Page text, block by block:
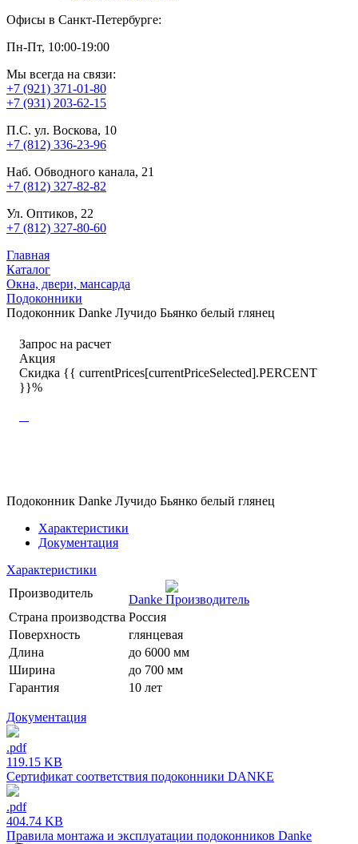
Офисы в Санкт-Петербурге:
Пн-Пт, 10:00-19:00
Мы всегда на связи:
+7 (921) 371-01-80
+7 (931) 203-62-15
П.С. ул. Воскова, 10
+7 (812) 336-23-96
Наб. Обводного канала, 21
+7 (812) 327-82-82
Ул. Оптиков, 22
+7 (812) 327-80-60
Главная
Каталог
Окна, двери, мансарда
Подоконники
Подоконник Danke Лучидо Бьянко белый глянец
Запрос на расчет
Акция
Скидка {{ currentPrices[currentPriceSelected].PERCENT
}}%
Подоконник Danke Лучидо Бьянко белый глянец
Характеристики
Документация
Характеристики
Производитель
Danke
Страна производства Россия
Поверхность
глянцевая
Длина
до 6000 мм
Ширина
до 700 мм
Гарантия
10 лет
Документация
.pdf
119.15 KB
Сертификат соответствия подоконники DANKE
.pdf
404.74 KB
Правила монтажа и эксплуатации подоконников Danke